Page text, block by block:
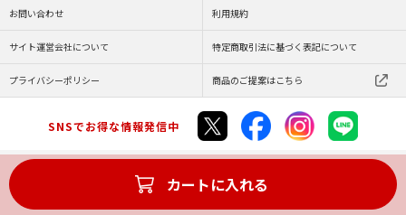
カートに入れる
お問い合わせ 利用規約
サイト運営会社について 特定商取引法に基づく表記について
プライバシーポリシー 商品のご提案はこちら
SNSでお得な情報発信中
Copyright (C) JAPAN POST Co.,Ltd. All Rights Reserved.